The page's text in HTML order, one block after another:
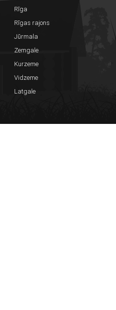
Rīga
Rīgas rajons
Jūrmala
Zemgale
Kurzeme
Vidzeme
Latgale